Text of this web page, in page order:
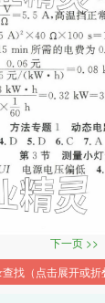
下一页 >>
查找（点击展开或折